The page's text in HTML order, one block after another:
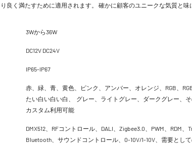
良く満たすために適用されます。 確かに顧客のユニークな気質と味
3Wから36W
DC12V DC24V
IP65-IP67
赤、緑、青、黄色、ピンク、アンバー、オレンジ、RGB、
たい白い白い白、 グレー、ライトグレー、ダークグレー、そ
カスタム利用可能
DMX512、RFコントロール、DALI、Zigbee3.0、PWM、RDM、
Bluetooth、サウンドコントロール、0-10V/1-10V、需要とし